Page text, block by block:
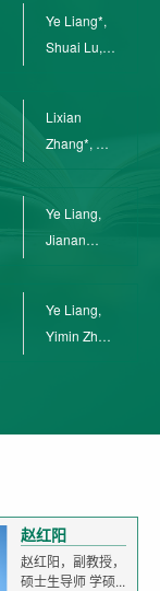
Ye Liang*,
Shuai Lu,
Lixian
Zhang*, Ye
Ye Liang,
Jianan
Ye Liang,
Yimin Zhu,
赵红阳
赵红阳，副教授，
硕士生导师 学硕...